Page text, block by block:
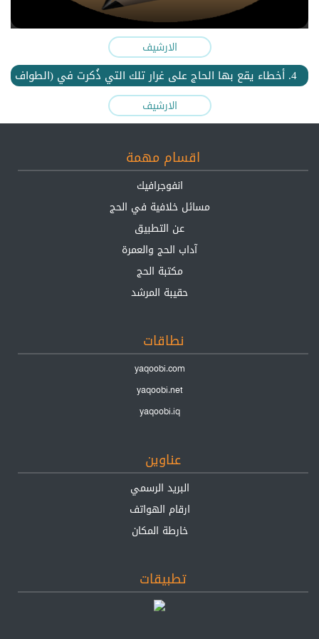
الارشيف
4. أخطاء يقع بها الحاج على غرار تلك التي ذُكرت في (الطواف
وصلاته والسعي في عمرة التمتّع) فراجع.
الارشيف
اقسام مهمة
انفوجرافيك
مسائل خلافية في الحج
عن التطبيق
آداب الحج والعمرة
مكتبة الحج
حقيبة المرشد
نطاقات
yaqoobi.com
yaqoobi.net
yaqoobi.iq
عناوين
البريد الرسمي
ارقام الهواتف
خارطة المكان
تطبيقات